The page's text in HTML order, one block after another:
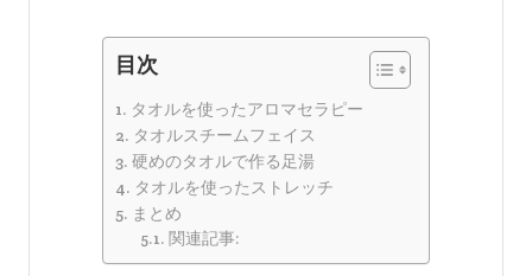
目次
タオルを使ったアロマセラピー
タオルスチームフェイス
硬めのタオルで作る足湯
タオルを使ったストレッチ
まとめ
関連記事: